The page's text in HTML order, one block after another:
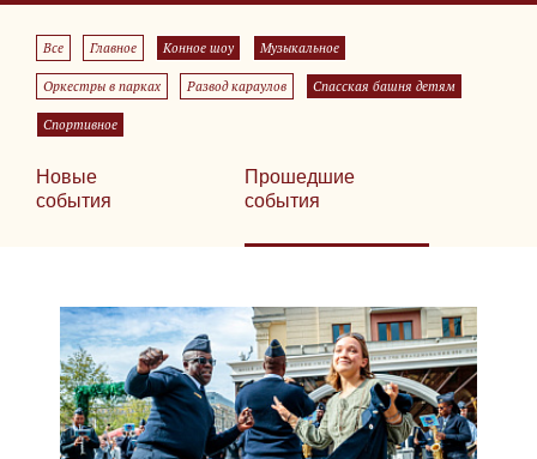
Все Главное Конное шоу Музыкальное
Оркестры в парках Развод караулов Спасская башня детям
Спортивное
Новые
события
Прошедшие
события